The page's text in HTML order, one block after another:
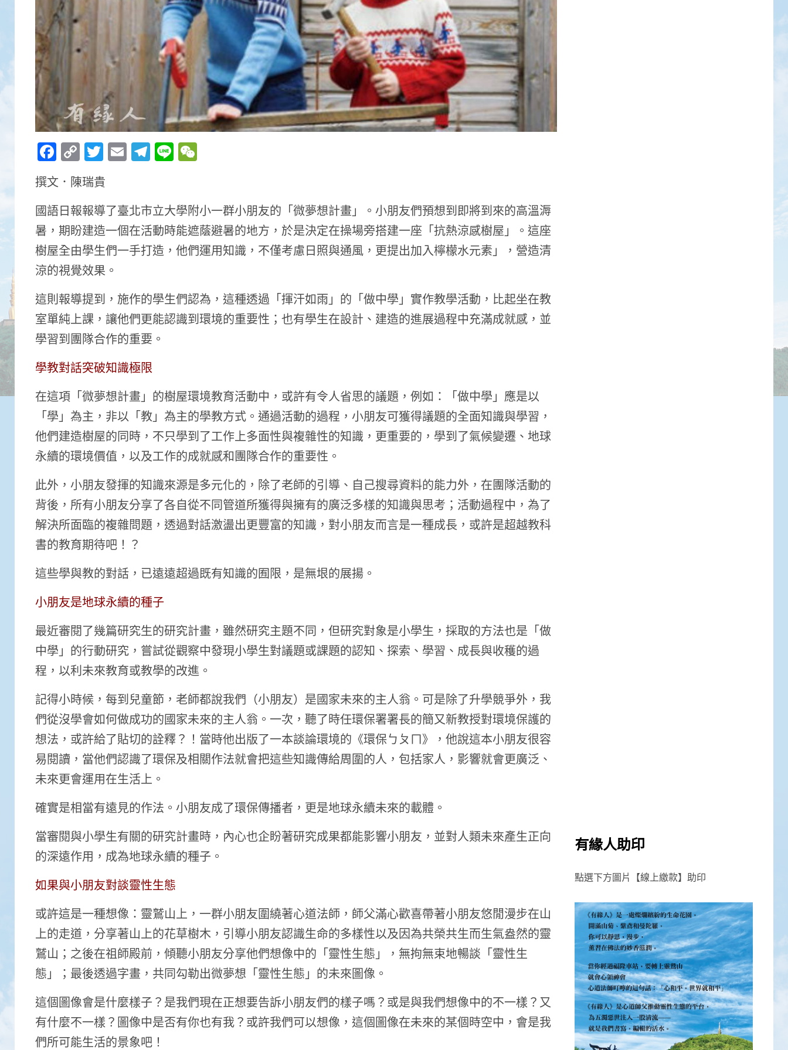
Facebook
Copy
Link
Twitter
EmailTelegram
Line
撰文．陳瑞貴
國語日報報導了臺北市立大學附小一群小朋友的「微夢想計畫」。小朋友們預想到即將到來的高溫溽
暑，期盼建造一個在活動時能遮蔭避暑的地方，於是決定在操場旁搭建一座「抗熱涼感樹屋」。這座
樹屋全由學生們一手打造，他們運用知識，不僅考慮日照與通風，更提出加入檸檬水元素」，營造清
涼的視覺效果。
這則報導提到，施作的學生們認為，這種透過「揮汗如雨」的「做中學」實作教學活動，比起坐在教
室單純上課，讓他們更能認識到環境的重要性；也有學生在設計、建造的進展過程中充滿成就感，並
學習到團隊合作的重要。
學教對話突破知識極限
在這項「微夢想計畫」的樹屋環境教育活動中，或許有令人省思的議題，例如：「做中學」應是以
「學」為主，非以「教」為主的學教方式。通過活動的過程，小朋友可獲得議題的全面知識與學習，
他們建造樹屋的同時，不只學到了工作上多面性與複雜性的知識，更重要的，學到了氣候變遷、地球
永續的環境價值，以及工作的成就感和團隊合作的重要性。
此外，小朋友發揮的知識來源是多元化的，除了老師的引導、自己搜尋資料的能力外，在團隊活動的
背後，所有小朋友分享了各自從不同管道所獲得與擁有的廣泛多樣的知識與思考；活動過程中，為了
解決所面臨的複雜問題，透過對話激盪出更豐富的知識，對小朋友而言是一種成長，或許是超越教科
書的教育期待吧！？
這些學與教的對話，已遠遠超過既有知識的囿限，是無垠的展揚。
小朋友是地球永續的種子
最近審閱了幾篇研究生的研究計畫，雖然研究主題不同，但研究對象是小學生，採取的方法也是「做
中學」的行動研究，嘗試從觀察中發現小學生對議題或課題的認知、探索、學習、成長與收穫的過
程，以利未來教育或教學的改進。
記得小時候，每到兒童節，老師都說我們（小朋友）是國家未來的主人翁。可是除了升學競爭外，我
們從沒學會如何做成功的國家未來的主人翁。一次，聽了時任環保署署長的簡又新教授對環境保護的
想法，或許給了貼切的詮釋？！當時他出版了一本談論環境的《環保ㄅㄆㄇ》，他說這本小朋友很容
易閱讀，當他們認識了環保及相關作法就會把這些知識傳給周圍的人，包括家人，影響就會更廣泛、
未來更會運用在生活上。
確實是相當有遠見的作法。小朋友成了環保傳播者，更是地球永續未來的載體。
當審閱與小學生有關的研究計畫時，內心也企盼著研究成果都能影響小朋友，並對人類未來產生正向
的深遠作用，成為地球永續的種子。
如果與小朋友對談靈性生態
或許這是一種想像：靈鷲山上，一群小朋友圍繞著心道法師，師父滿心歡喜帶著小朋友悠閒漫步在山
上的走道，分享著山上的花草樹木，引導小朋友認識生命的多樣性以及因為共榮共生而生氣盎然的靈
鷲山；之後在祖師殿前，傾聽小朋友分享他們想像中的「靈性生態」，無拘無束地暢談「靈性生
態」；最後透過字畫，共同勾勒出微夢想「靈性生態」的未來圖像。
這個圖像會是什麼樣子？是我們現在正想要告訴小朋友們的樣子嗎？或是與我們想像中的不一樣？又
有什麼不一樣？圖像中是否有你也有我？或許我們可以想像，這個圖像在未來的某個時空中，會是我
們所可能生活的景象吧！
有緣人助印
點選下方圖片【線上繳款】助印